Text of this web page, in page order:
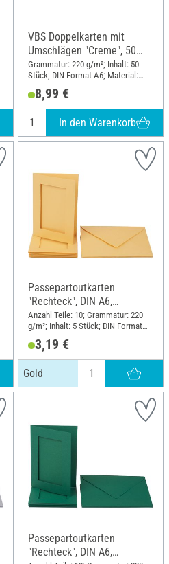
VBS Doppelkarten mit
Umschlägen "Creme", 50
Stk.
Grammatur: 220 g/m²; Inhalt: 50
Stück; DIN Format A6; Material:
8,99 €
In den Warenkorb
Passepartoutkarten
"Rechteck", DIN A6,
220g/m², 10-tlg., Gold
Anzahl Teile: 10; Grammatur: 220
g/m²; Inhalt: 5 Stück; DIN Format
3,19 €
Gold
Passepartoutkarten
"Rechteck", DIN A6,